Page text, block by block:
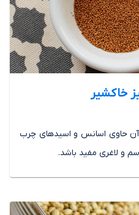
آن حاوی اسانس و اسیدهای چرب
و لاغری مفید باشد.